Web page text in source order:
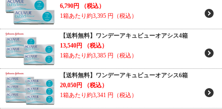
6,790円
（税込）
1箱あたり約3,395 円（税込）
【送料無料】ワンデーアキュビューオアシス4箱
13,540円
（税込）
1箱あたり約3,385 円（税込）
【送料無料】ワンデーアキュビューオアシス6箱
20,050円
（税込）
1箱あたり約3,341 円（税込）